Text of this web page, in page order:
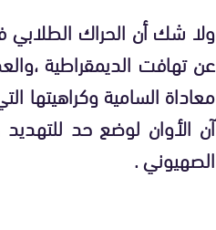
ولا شك أن الحراك
عن تهافت الديمقراطية
معاداة السامية وكراهيتها
آن الأوان لوضع حد للتهديد
الصهيوني .